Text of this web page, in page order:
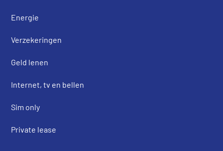
Energie
Verzekeringen
Geld lenen
Internet, tv en bellen
Sim only
Private lease